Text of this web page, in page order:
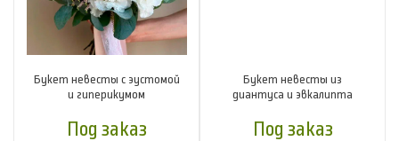
Букет невесты с эустомой
и гиперикумом
Под заказ
Букет невесты из
диантуса и эвкалипта
Под заказ